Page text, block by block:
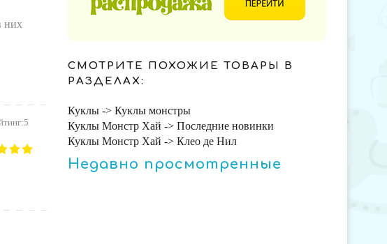
них
СМОТРИТЕ ПОХОЖИЕ ТОВАРЫ В
РАЗДЕЛАХ:
Куклы -> Куклы монстры
Куклы Монстр Хай -> Последние новинки
Куклы Монстр Хай -> Клео де Нил
Недавно просмотренные